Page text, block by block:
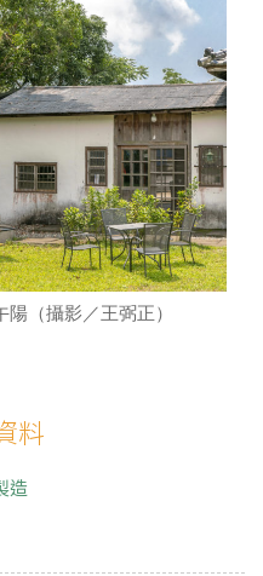
（攝影／王弼正）
料
造